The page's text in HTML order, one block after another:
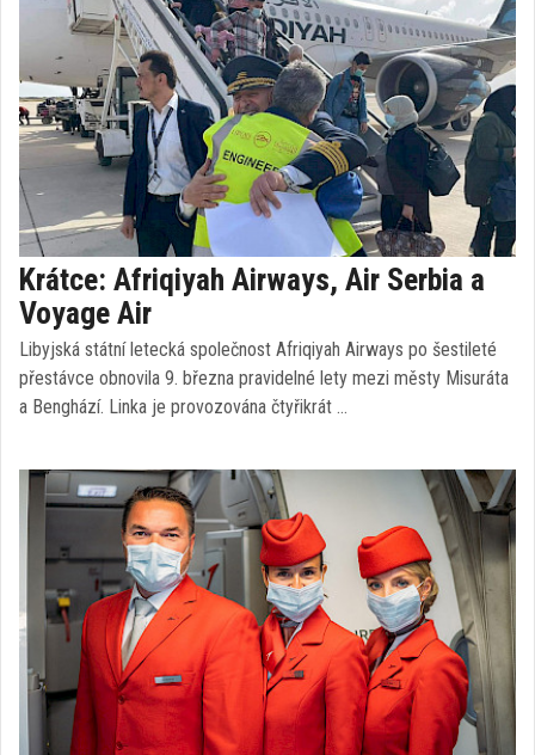
Krátce: Afriqiyah Airways, Air Serbia a
Voyage Air
Libyjská státní letecká společnost Afriqiyah Airways po šestileté
přestávce obnovila 9. března pravidelné lety mezi městy Misuráta
a Benghází. Linka je provozována čtyřikrát …